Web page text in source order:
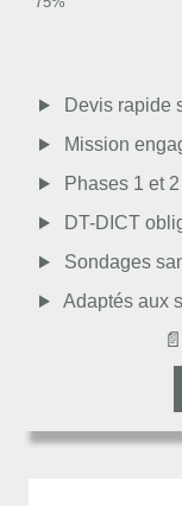
Moyen
Passable
Décevant
Devis rapide
Mission
Phases 1 et
DT-DICT
Sondages
Adaptés aux
📄